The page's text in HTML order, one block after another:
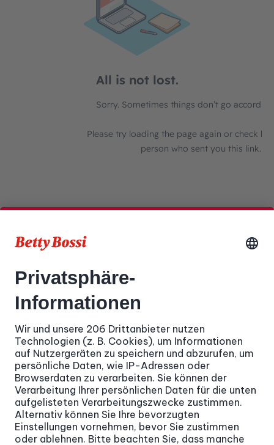
*Bei Buchung eines Pakets von mehr als CHF 4'700 erhältst du
einen zusätzlichen Newsletter-Banner gratis. Lieferung Banner
kundenseitig, Termin nach Verfügbarkeit.